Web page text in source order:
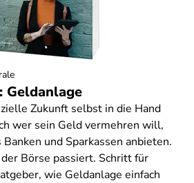
Geldanlage
Zukunft selbst in die Hand
wer sein Geld vermehren will,
und Sparkassen anbieten.
Börse passiert. Schritt für
wie Geldanlage einfach